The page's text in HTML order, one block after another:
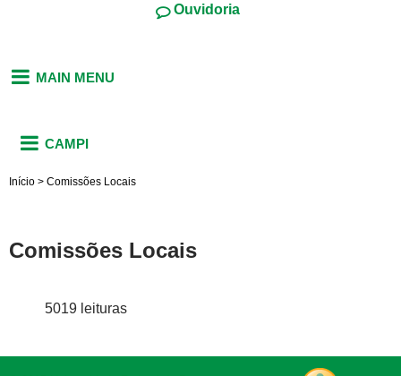
Ouvidoria
MAIN MENU
CAMPI
Início > Comissões Locais
Comissões Locais
5019 leituras